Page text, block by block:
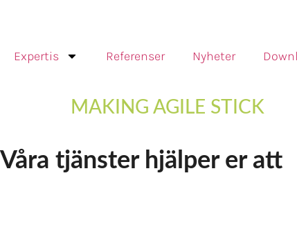
Expertis Referenser Nyheter
MAKING AGILE STICK
Våra tjänster hjälper er att